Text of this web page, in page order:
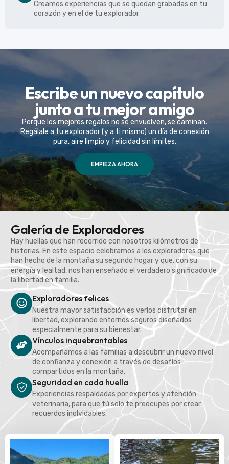
Creamos experiencias que se quedan grabadas en tu
corazón y en el de tu explorador
Escribe un nuevo capítulo
junto a tu mejor amigo
Porque los mejores regalos no se envuelven, se caminan.
Regálale a tu explorador (y a ti mismo) un día de conexión
pura, aire limpio y felicidad sin límites.
EMPIEZA AHORA
Galería de Exploradores
Hay huellas que han recorrido con nosotros kilómetros de
historias. En este espacio celebramos a los exploradores que
han hecho de la montaña su segundo hogar y que, con su
energía y lealtad, nos han enseñado el verdadero significado de
la libertad en familia.
Exploradores felices
Nuestra mayor satisfacción es verlos disfrutar en
libertad, explorando entornos seguros diseñados
especialmente para su bienestar.
Vínculos inquebrantables
Acompañamos a las familias a descubrir un nuevo nivel
de confianza y conexión a través de desafíos
compartidos en la montaña.
Seguridad en cada huella
Experiencias respaldadas por expertos y atención
veterinaria, para que tú solo te preocupes por crear
recuerdos inolvidables.